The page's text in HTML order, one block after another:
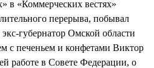
в «Коммерческих вестях»
перерыва, побывал
губернатор Омской области
печеньем и конфетами Виктор
работе в Совете Федерации, о